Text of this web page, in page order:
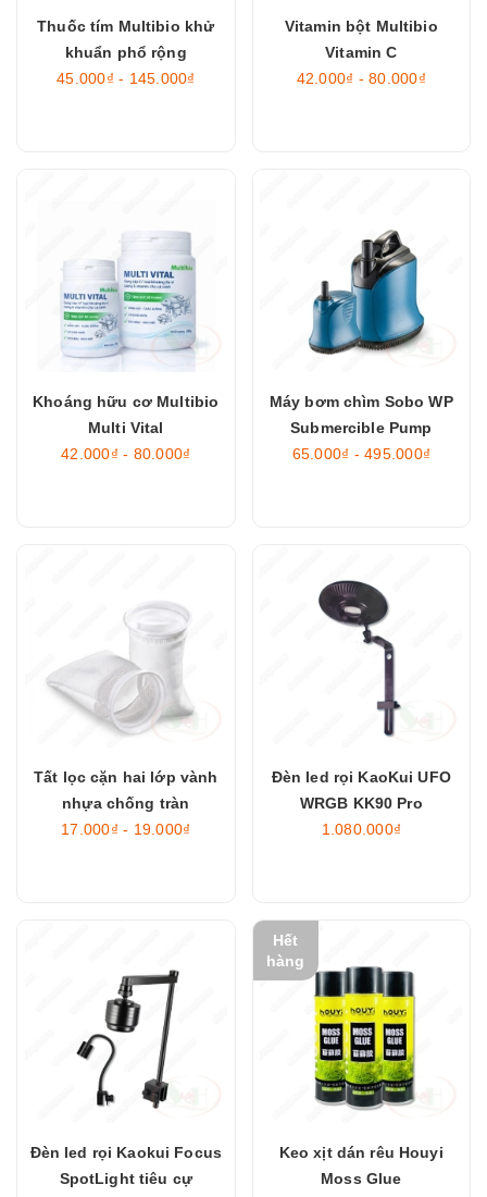
Thuốc tím Multibio khử
khuẩn phổ rộng
45.000₫ - 145.000₫
Vitamin bột Multibio
Vitamin C
42.000₫ - 80.000₫
Khoáng hữu cơ Multibio
Multi Vital
42.000₫ - 80.000₫
Máy bơm chìm Sobo WP
Submercible Pump
65.000₫ - 495.000₫
Tất lọc cặn hai lớp vành
nhựa chống tràn
17.000₫ - 19.000₫
Đèn led rọi KaoKui UFO
WRGB KK90 Pro
1.080.000₫
Đèn led rọi Kaokui Focus
SpotLight tiêu cự
Hết
hàng
Keo xịt dán rêu Houyi
Moss Glue